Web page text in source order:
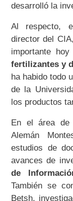
desarrolló la
Al respecto,
director del
importante
fertilizantes y
ha habido todo
de la
los productos
En el área de
Alemán
estudios de
avances de
de
También se
Betsh,